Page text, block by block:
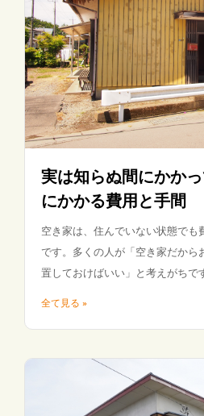
実は知らぬ間にかか
にかかる費用と手間
空き家は、住んでいない状態でも
です。多くの人が「空き家だから
置しておけばいい」と考えがちで
全て見る »